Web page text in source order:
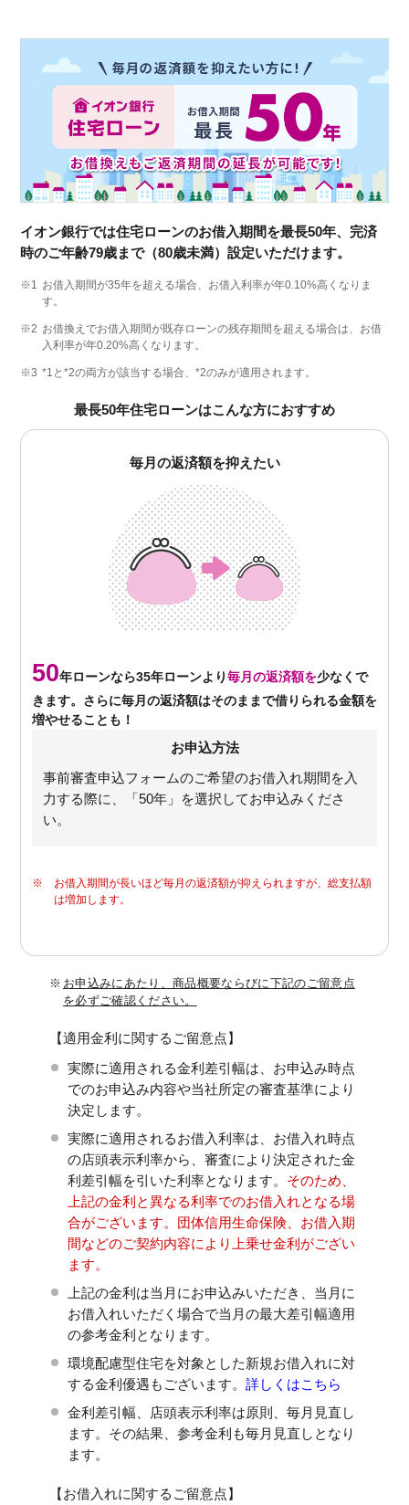
イオン銀行では住宅ローンのお借入期間を最長50年、完済
時のご年齢79歳まで（80歳未満）設定いただけます。
※1 お借入期間が35年を超える場合、お借入利率が年0.10%高くなりま
す。
※2 お借換えでお借入期間が既存ローンの残存期間を超える場合は、お借
入利率が年0.20%高くなります。
※3 *1と*2の両方が該当する場合、*2のみが適用されます。
最長50年住宅ローンはこんな方におすすめ
毎月の返済額を抑えたい
50年ローンなら35年ローンより毎月の返済額を少なくで
きます。さらに毎月の返済額はそのままで借りられる金額を
増やせることも！
お申込方法
事前審査申込フォームのご希望のお借入れ期間を入
力する際に、「50年」を選択してお申込みくださ
い。
※
お借入期間が長いほど毎月の返済額が抑えられますが、総支払額
は増加します。
※ お申込みにあたり、商品概要ならびに下記のご留意点
を必ずご確認ください。
【適用金利に関するご留意点】
実際に適用される金利差引幅は、お申込み時点
でのお申込み内容や当社所定の審査基準により
決定します。
実際に適用されるお借入利率は、お借入れ時点
の店頭表示利率から、審査により決定された金
利差引幅を引いた利率となります。 そのため、
上記の金利と異なる利率でのお借入れとなる場
合がございます。団体信用生命保険、お借入期
間などのご契約内容により上乗せ金利がござい
ます。
上記の金利は当月にお申込みいただき、当月に
お借入れいただく場合で当月の最大差引幅適用
の参考金利となります。
環境配慮型住宅を対象とした新規お借入れに対
する金利優遇もございます。 詳しくはこちら
金利差引幅、店頭表示利率は原則、毎月見直し
ます。その結果、参考金利も毎月見直しとなり
ます。
【お借入れに関するご留意点】